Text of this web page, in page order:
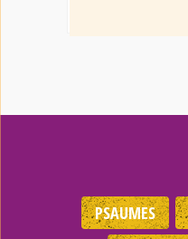
PSAUMES